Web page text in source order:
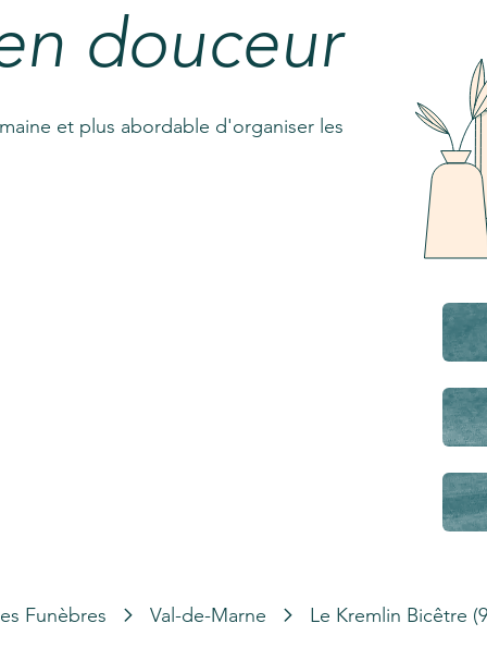
plus
Consultez notre FAQ
douceur
et plus abordable d'organiser les
Funèbres Val-de-Marne Le Kremlin Bicêtre